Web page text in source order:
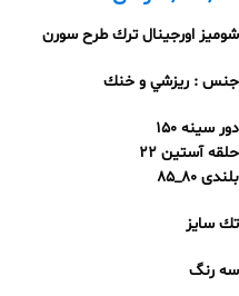
شوميز اورجينال ترك طرح سورن
جنس : ريزشي و خنك
دور سینه 150
حلقه آستین 22
بلندی 80_85
تك سايز
سه رنگ